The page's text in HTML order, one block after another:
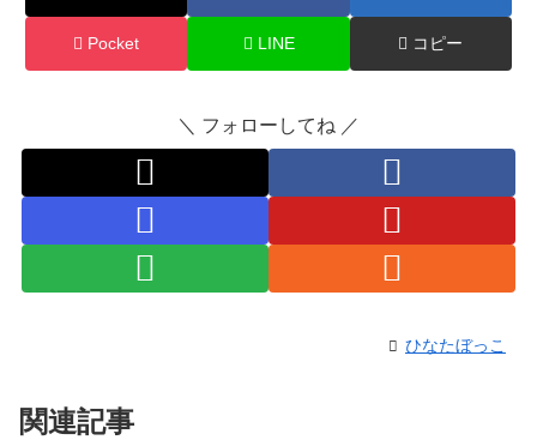
Pocket LINE コピー
＼ フォローしてね ／
ひなたぼっこ
関連記事